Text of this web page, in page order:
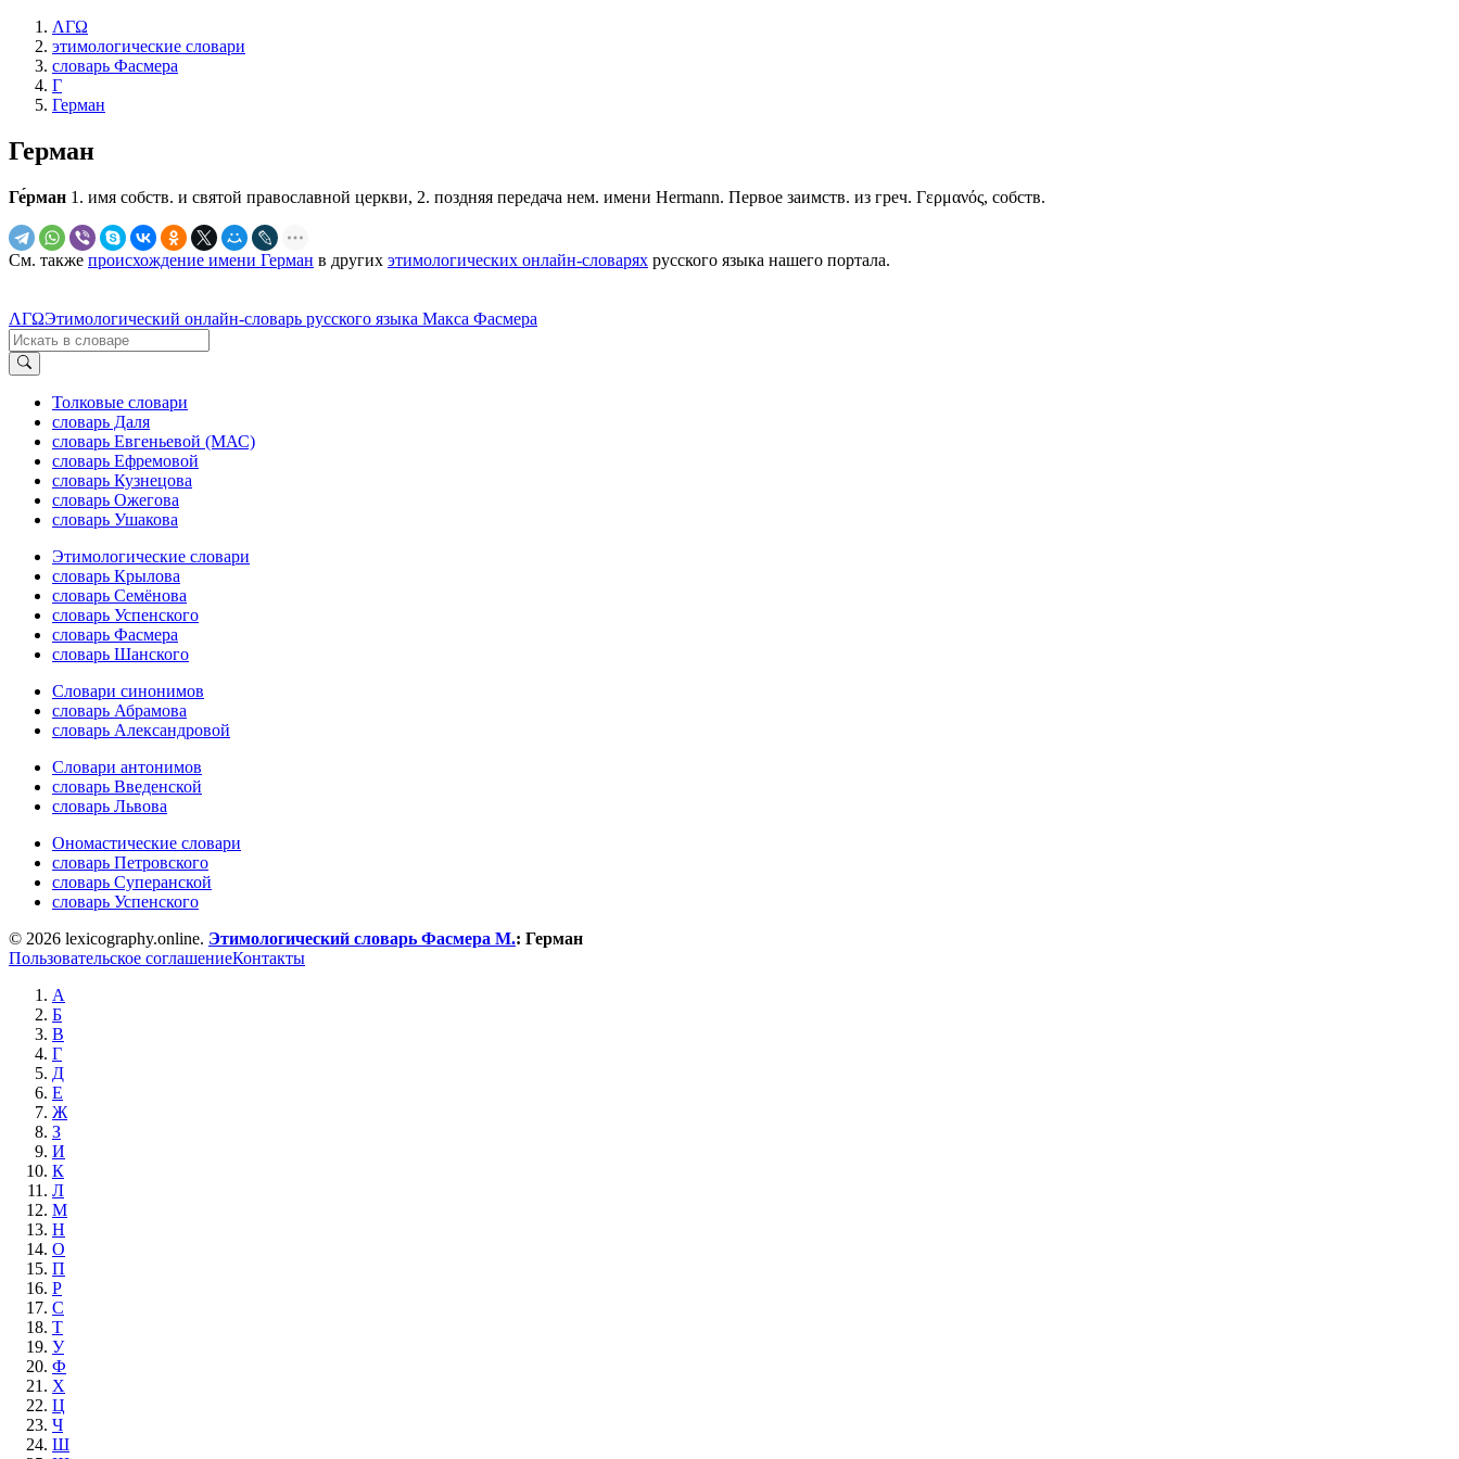
ΛΓΩ
этимологические словари
словарь Фасмера
Г
Герман
Герман
Ге́рман 1. имя собств. и святой православной церкви, 2. поздняя передача нем. имени Hermann. Первое заимств. из греч. Γερμανός, собств.
См. также происхождение имени Герман в других этимологических онлайн-словарях русского языка нашего портала.
ΛΓΩЭтимологический онлайн-словарь русского языка Макса Фасмера
Толковые словари
словарь Даля
словарь Евгеньевой (МАС)
словарь Ефремовой
словарь Кузнецова
словарь Ожегова
словарь Ушакова
Этимологические словари
словарь Крылова
словарь Семёнова
словарь Успенского
словарь Фасмера
словарь Шанского
Словари синонимов
словарь Абрамова
словарь Александровой
Словари антонимов
словарь Введенской
словарь Львова
Ономастические словари
словарь Петровского
словарь Суперанской
словарь Успенского
© 2026 lexicography.online. Этимологический словарь Фасмера М.: Герман
Пользовательское соглашениеКонтакты
А
Б
В
Г
Д
Е
Ж
З
И
К
Л
М
Н
О
П
Р
С
Т
У
Ф
Х
Ц
Ч
Ш